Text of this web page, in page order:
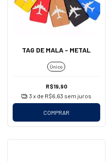
TAG DE MALA - METAL
Único
R$19,90
3 x de R$6,63 sem juros
COMPRAR